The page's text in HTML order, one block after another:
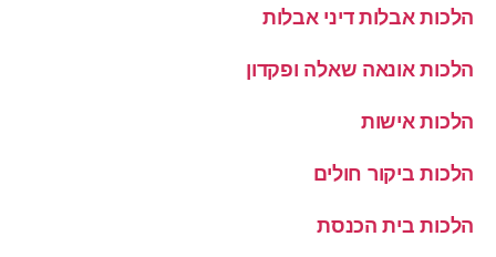
הלכות אבלות דיני אבלות
הלכות אונאה שאלה ופקדון
הלכות אישות
הלכות ביקור חולים
הלכות בית הכנסת